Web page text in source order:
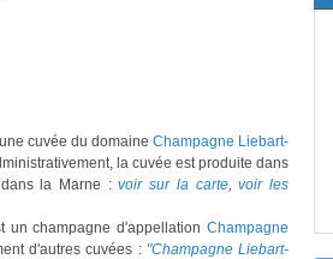
cuvée du domaine Champagne Liebart-
la cuvée est produite dans
la Marne :voir sur la carte,voir les
un champagne d'appellation Champagne
d'autres cuvées : "Champagne Liebart-